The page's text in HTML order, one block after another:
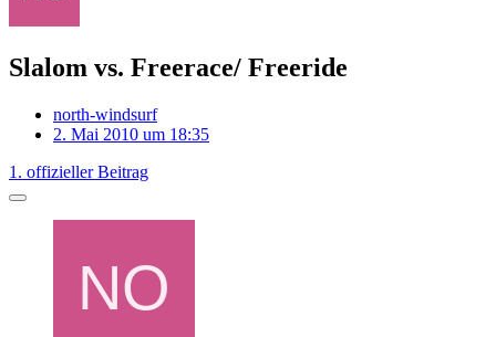
Slalom vs. Freerace/ Freeride
north-windsurf
2. Mai 2010 um 18:35
1. offizieller Beitrag